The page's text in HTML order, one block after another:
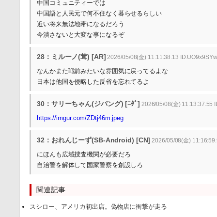
中国コミュニティーでは
中国語と人民元で何不住なく暮らせるらしい
近い将来無法地帯になるだろう
今潰さないと大変な事になるぞ
28：ミルーノ(茸) [AR] 2026/05/08(金) 11:11:38.13
なんかまた戦前みたいな雰囲気に戻ってるよな
日本は他国を侵略した反省を忘れてるよ
30：サリーちゃん(ジパング) [ﾆﾀﾞ] 2026/05/08(金) 11:13:37.55
https://imgur.com/ZDtj46m.jpeg
32：おれんじーず(SB-Android) [CN] 2026/05/08(金)
にほんも広域捜査機関が必要だろ
自治警を解体して国家警察を創設しろ
関連記事
スシロー、アメリカ初出店。偽物店に衝撃が走る